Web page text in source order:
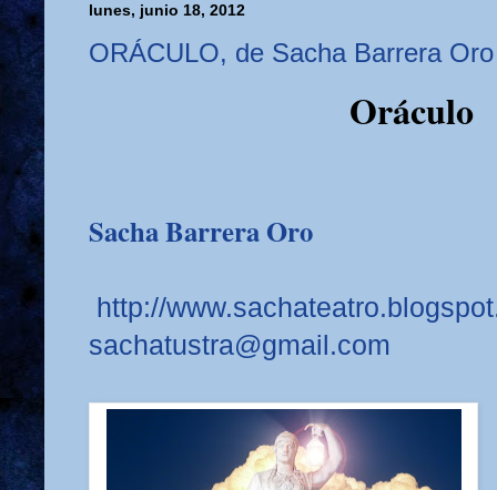
lunes, junio 18, 2012
ORÁCULO, de Sacha Barrera Oro
Oráculo
Sacha Barrera Oro
http://
sachatustra@gmail.com